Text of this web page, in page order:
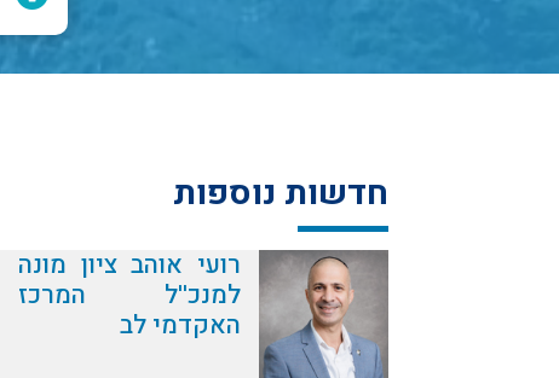
חדשות נוספות
רועי אוהב ציון מונה
למנכ''ל המרכז
האקדמי לב